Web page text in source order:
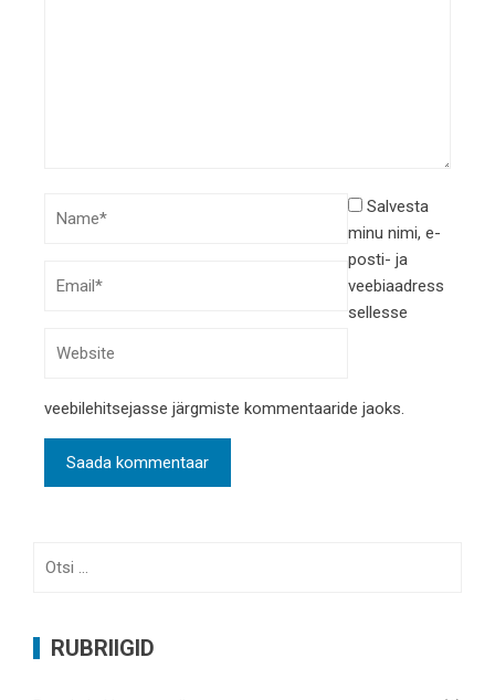
Salvesta
minu nimi, e-
posti- ja
veebiaadress
sellesse
veebilehitsejasse järgmiste kommentaaride jaoks.
RUBRIIGID